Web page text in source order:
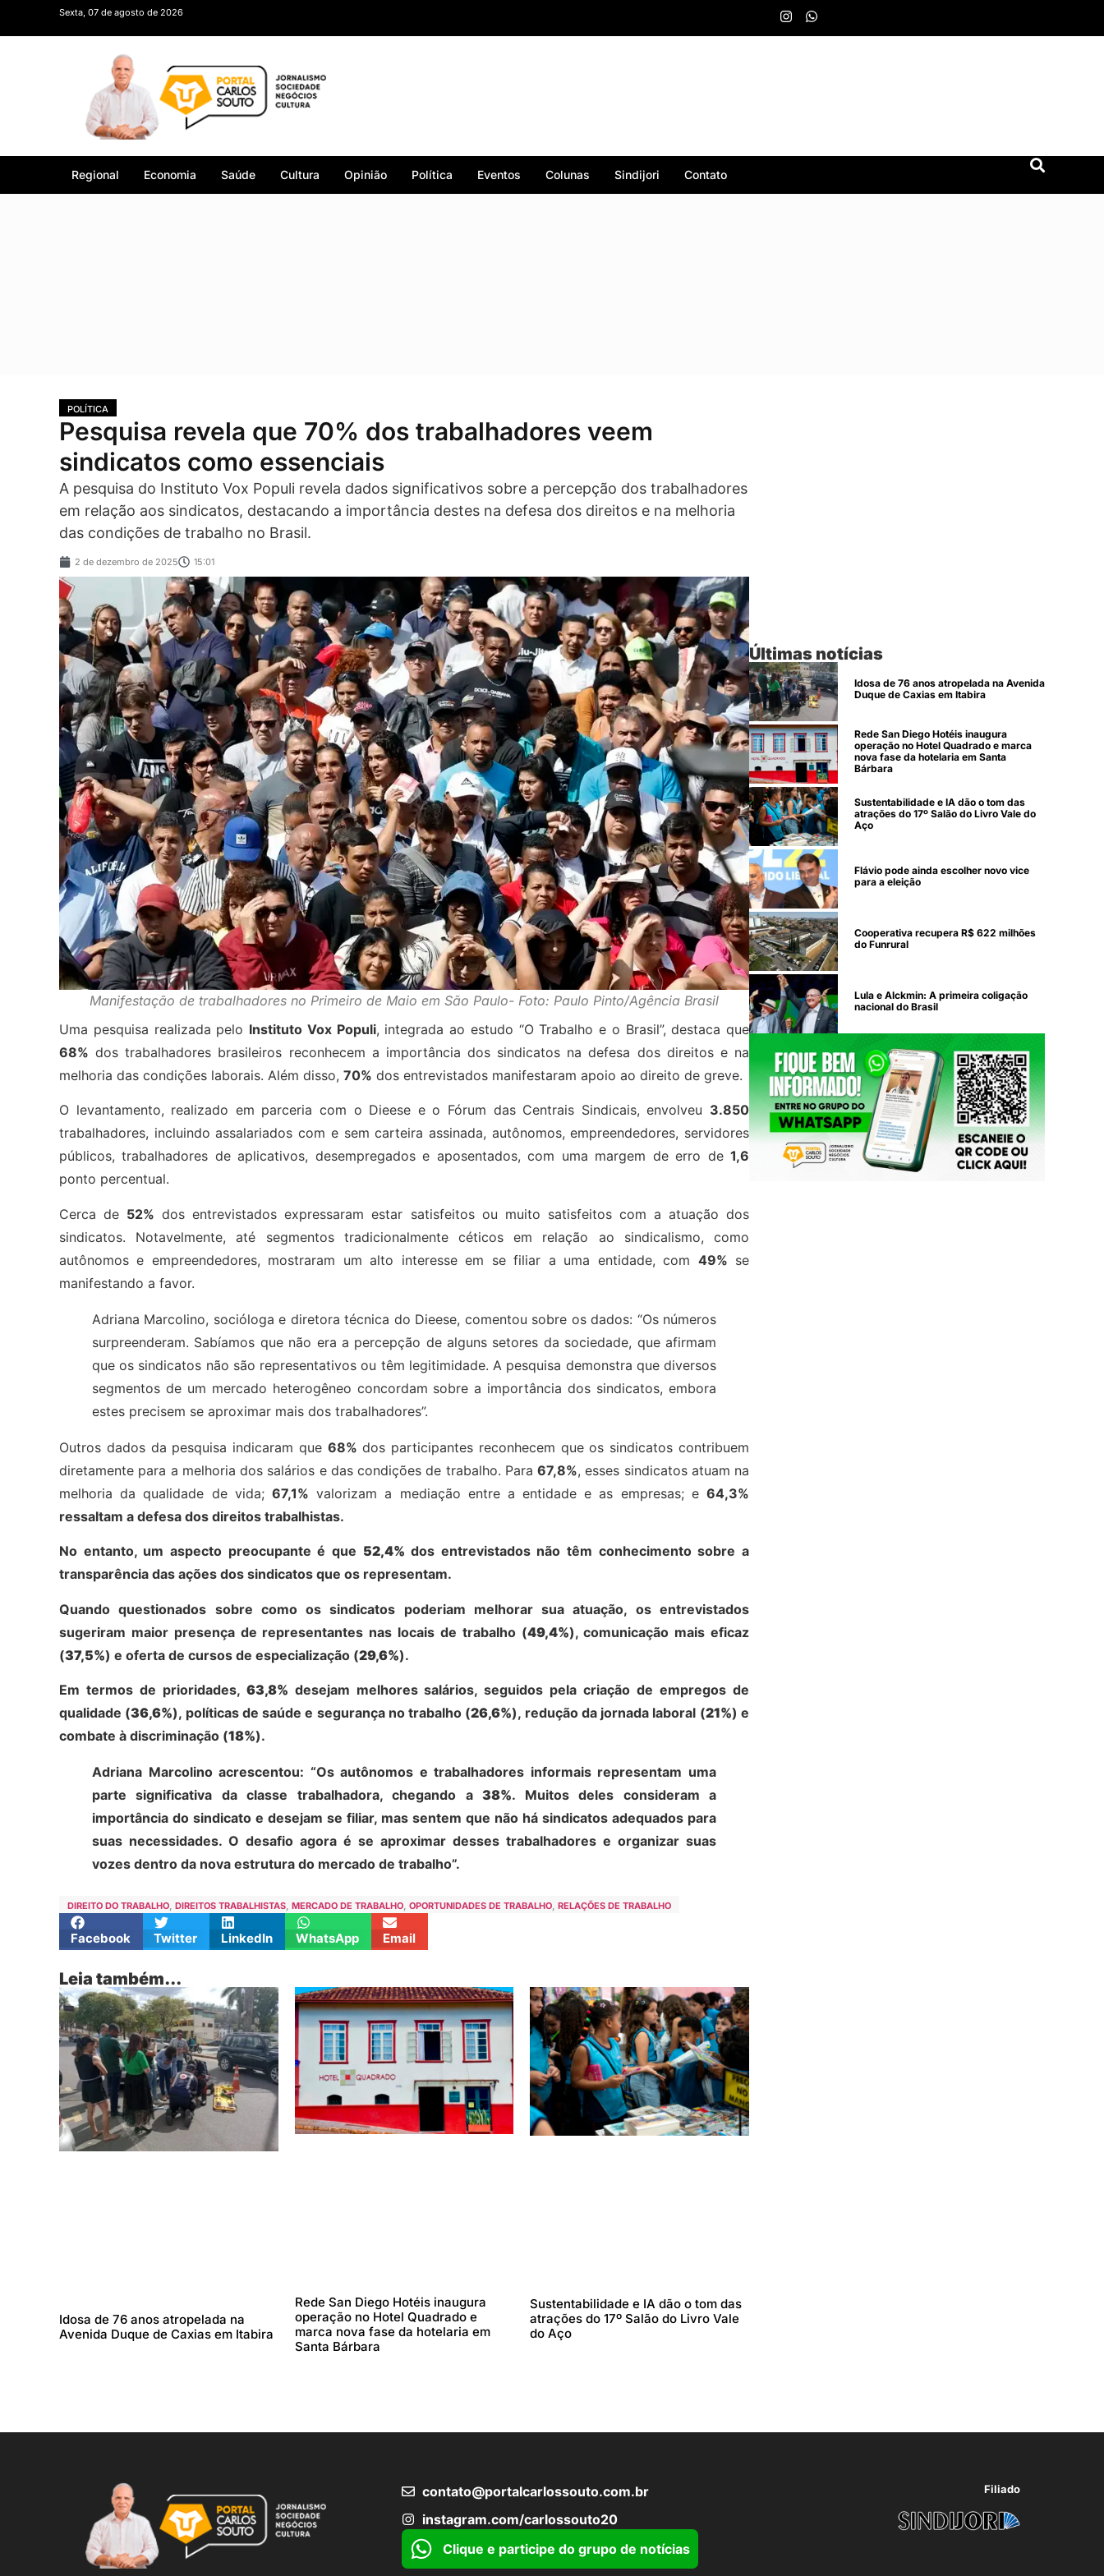
Sexta, 07 de agosto de 2026
Regional Economia Saúde Cultura Opinião Política Eventos Colunas Sindijori Contato
POLÍTICA
Pesquisa revela que 70% dos trabalhadores veem
sindicatos como essenciais
A pesquisa do Instituto Vox Populi revela dados significativos sobre a percepção dos trabalhadores
em relação aos sindicatos, destacando a importância destes na defesa dos direitos e na melhoria
das condições de trabalho no Brasil.
2 de dezembro de 2025 15:01
Manifestação de trabalhadores no Primeiro de Maio em São Paulo- Foto: Paulo Pinto/Agência Brasil
Uma pesquisa realizada pelo Instituto Vox Populi, integrada ao estudo “O Trabalho e o Brasil”, destaca que
68% dos trabalhadores brasileiros reconhecem a importância dos sindicatos na defesa dos direitos e na
melhoria das condições laborais. Além disso, 70% dos entrevistados manifestaram apoio ao direito de greve.
O levantamento, realizado em parceria com o Dieese e o Fórum das Centrais Sindicais, envolveu 3.850
trabalhadores, incluindo assalariados com e sem carteira assinada, autônomos, empreendedores, servidores
públicos, trabalhadores de aplicativos, desempregados e aposentados, com uma margem de erro de 1,6
ponto percentual.
Cerca de 52% dos entrevistados expressaram estar satisfeitos ou muito satisfeitos com a atuação dos
sindicatos. Notavelmente, até segmentos tradicionalmente céticos em relação ao sindicalismo, como
autônomos e empreendedores, mostraram um alto interesse em se filiar a uma entidade, com 49% se
manifestando a favor.
Adriana Marcolino, socióloga e diretora técnica do Dieese, comentou sobre os dados: “Os números
surpreenderam. Sabíamos que não era a percepção de alguns setores da sociedade, que afirmam
que os sindicatos não são representativos ou têm legitimidade. A pesquisa demonstra que diversos
segmentos de um mercado heterogêneo concordam sobre a importância dos sindicatos, embora
estes precisem se aproximar mais dos trabalhadores”.
Outros dados da pesquisa indicaram que 68% dos participantes reconhecem que os sindicatos contribuem
diretamente para a melhoria dos salários e das condições de trabalho. Para 67,8%, esses sindicatos atuam na
melhoria da qualidade de vida; 67,1% valorizam a mediação entre a entidade e as empresas; e 64,3%
ressaltam a defesa dos direitos trabalhistas.
No entanto, um aspecto preocupante é que 52,4% dos entrevistados não têm conhecimento sobre a
transparência das ações dos sindicatos que os representam.
Quando questionados sobre como os sindicatos poderiam melhorar sua atuação, os entrevistados
sugeriram maior presença de representantes nas locais de trabalho (49,4%), comunicação mais eficaz
(37,5%) e oferta de cursos de especialização (29,6%).
Em termos de prioridades, 63,8% desejam melhores salários, seguidos pela criação de empregos de
qualidade (36,6%), políticas de saúde e segurança no trabalho (26,6%), redução da jornada laboral (21%) e
combate à discriminação (18%).
Adriana Marcolino acrescentou: “Os autônomos e trabalhadores informais representam uma
parte significativa da classe trabalhadora, chegando a38%. Muitos deles consideram a
importância do sindicato e desejam se filiar, mas sentem que não há sindicatos adequados para
suas necessidades. O desafio agora é se aproximar desses trabalhadores e organizar suas
vozes dentro da nova estrutura do mercado de trabalho”.
DIREITO DO TRABALHO DIREITOS TRABALHISTAS MERCADO DE TRABALHO OPORTUNIDADES DE TRABALHO RELAÇÕES DE TRABALHO
Facebook Twitter LinkedIn WhatsApp Email
Leia também...
Idosa de 76 anos atropelada na
Avenida Duque de Caxias em Itabira
Rede San Diego Hotéis inaugura
operação no Hotel Quadrado e
marca nova fase da hotelaria em
Santa Bárbara
Sustentabilidade e IA dão o tom das
atrações do 17º Salão do Livro Vale
do Aço
Últimas notícias
Idosa de 76 anos atropelada na Avenida
Duque de Caxias em Itabira
Rede San Diego Hotéis inaugura
operação no Hotel Quadrado e marca
nova fase da hotelaria em Santa
Bárbara
Sustentabilidade e IA dão o tom das
atrações do 17º Salão do Livro Vale do
Aço
Flávio pode ainda escolher novo vice
para a eleição
Cooperativa recupera R$ 622 milhões
do Funrural
Lula e Alckmin: A primeira coligação
nacional do Brasil
contato@portalcarlossouto.com.br
instagram.com/carlossouto20
Clique e participe do grupo de notícias
Filiado